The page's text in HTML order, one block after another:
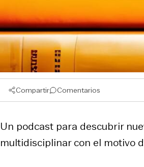
Compartir Comentarios
Un podcast para descubrir
multidisciplinar con el motivo